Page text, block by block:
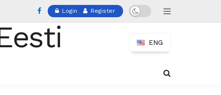
Login Register
ENG